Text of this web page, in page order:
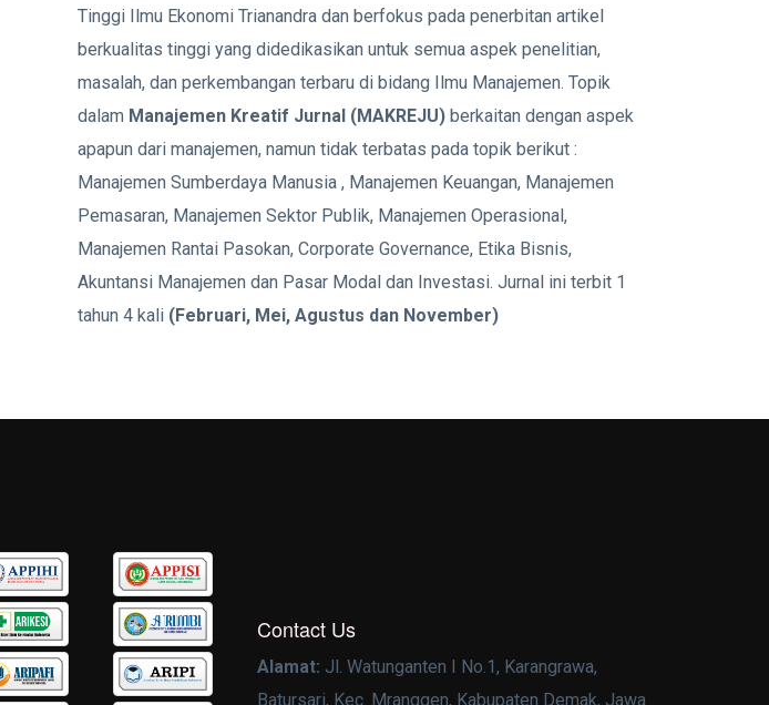
Tinggi Ilmu Ekonomi Trianandra dan berfokus pada penerbitan artikel
berkualitas tinggi yang didedikasikan untuk semua aspek penelitian,
masalah, dan perkembangan terbaru di bidang Ilmu Manajemen. Topik
dalam Manajemen Kreatif Jurnal (MAKREJU) berkaitan dengan aspek
apapun dari manajemen, namun tidak terbatas pada topik berikut :
Manajemen Sumberdaya Manusia , Manajemen Keuangan, Manajemen
Pemasaran, Manajemen Sektor Publik, Manajemen Operasional,
Manajemen Rantai Pasokan, Corporate Governance, Etika Bisnis,
Akuntansi Manajemen dan Pasar Modal dan Investasi. Jurnal ini terbit 1
tahun 4 kali (Februari, Mei, Agustus dan November)
Contact Us
Alamat: Jl. Watunganten I No.1, Karangrawa,
Batursari, Kec. Mranggen, Kabupaten Demak, Jawa